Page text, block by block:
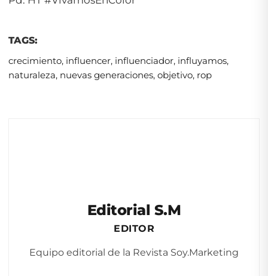
TAGS:
crecimiento, influencer, influenciador, influyamos,
naturaleza, nuevas generaciones, objetivo, rop
Editorial S.M
EDITOR
Equipo editorial de la Revista Soy.Marketing